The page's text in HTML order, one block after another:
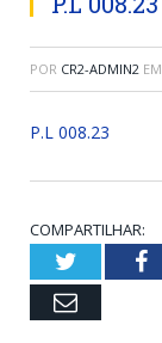
POR CR2-ADMIN2 EM
P.L 008.23
COMPARTILHAR:
Twitter
Email